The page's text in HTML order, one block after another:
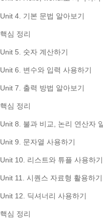
Unit 4. 기본 문법 알아보기
핵심 정리
Unit 5. 숫자 계산하기
Unit 6. 변수와 입력 사용하기
Unit 7. 출력 방법 알아보기
핵심 정리
Unit 8. 불과 비교, 논리 연산자
Unit 9. 문자열 사용하기
Unit 10. 리스트와 튜플 사용하기
Unit 11. 시퀀스 자료형 활용하기
Unit 12. 딕셔너리 사용하기
핵심 정리